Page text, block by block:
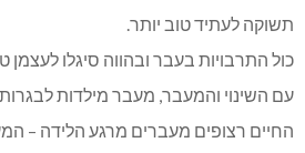
תשוקה לעתיד טוב יותר.
כול התרבויות בעבר ובהווה סיגלו
עם השינוי והמעבר, מעבר מילדות לבגרות,
החיים רצופים מעברים מרגע הלידה –